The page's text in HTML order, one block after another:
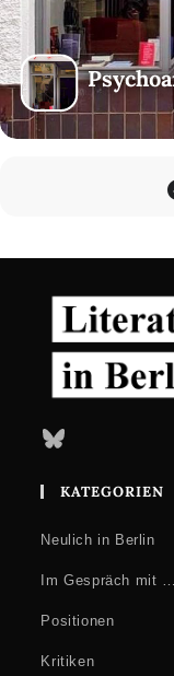
Bluesky
KATEGORIEN
Neulich in Berlin
Im Gespräch mit …
Positionen
Kritiken